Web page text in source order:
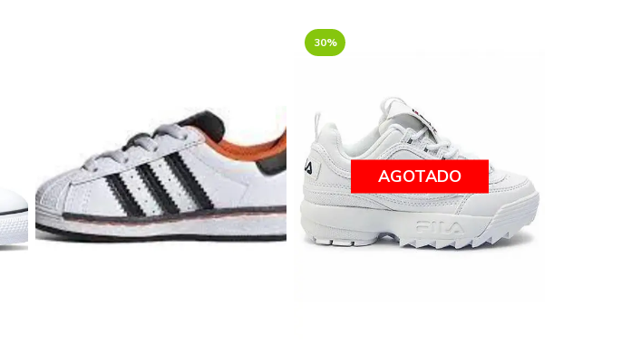
30%
AGOTADO